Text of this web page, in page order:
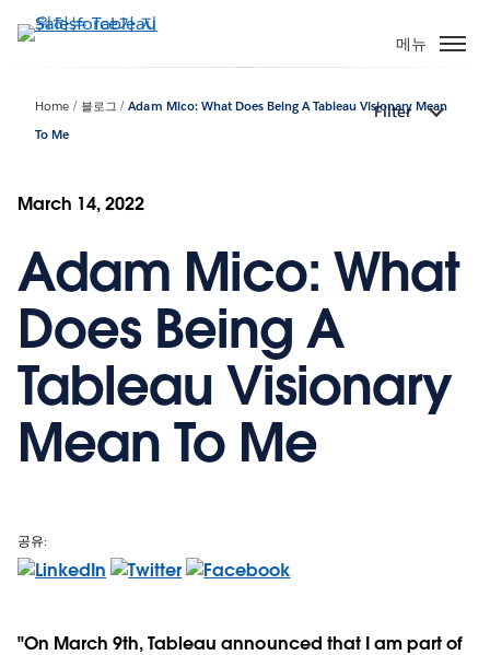
요
메뉴
Home 블로그
Adam Mico: What Does Being A Tableau Visionary Mean
To Me
Filter
March 14, 2022
Adam Mico: What
Does Being A
Tableau Visionary
Mean To Me
공유:
"On March 9th, Tableau announced that I am part of